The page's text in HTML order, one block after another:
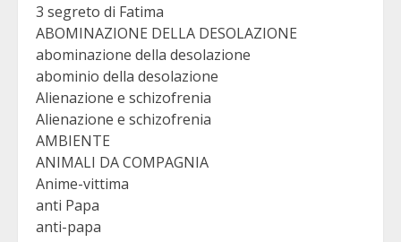
3 segreto di Fatima
ABOMINAZIONE DELLA DESOLAZIONE
abominazione della desolazione
abominio della desolazione
Alienazione e schizofrenia
Alienazione e schizofrenia
AMBIENTE
ANIMALI DA COMPAGNIA
Anime-vittima
anti Papa
anti-papa